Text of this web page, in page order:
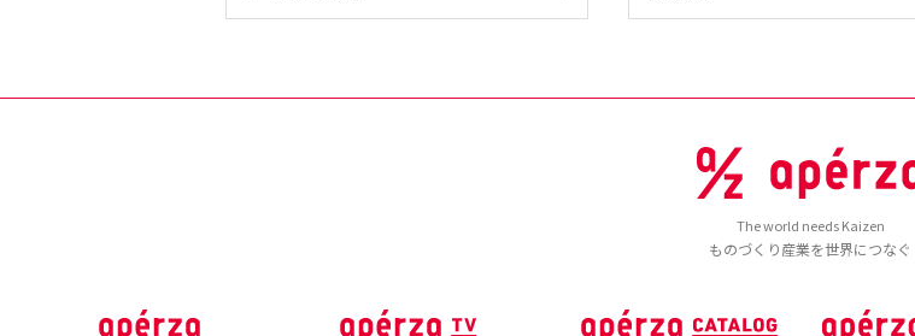
The world needs Kaizen
ものづくり産業を世界につなぐ